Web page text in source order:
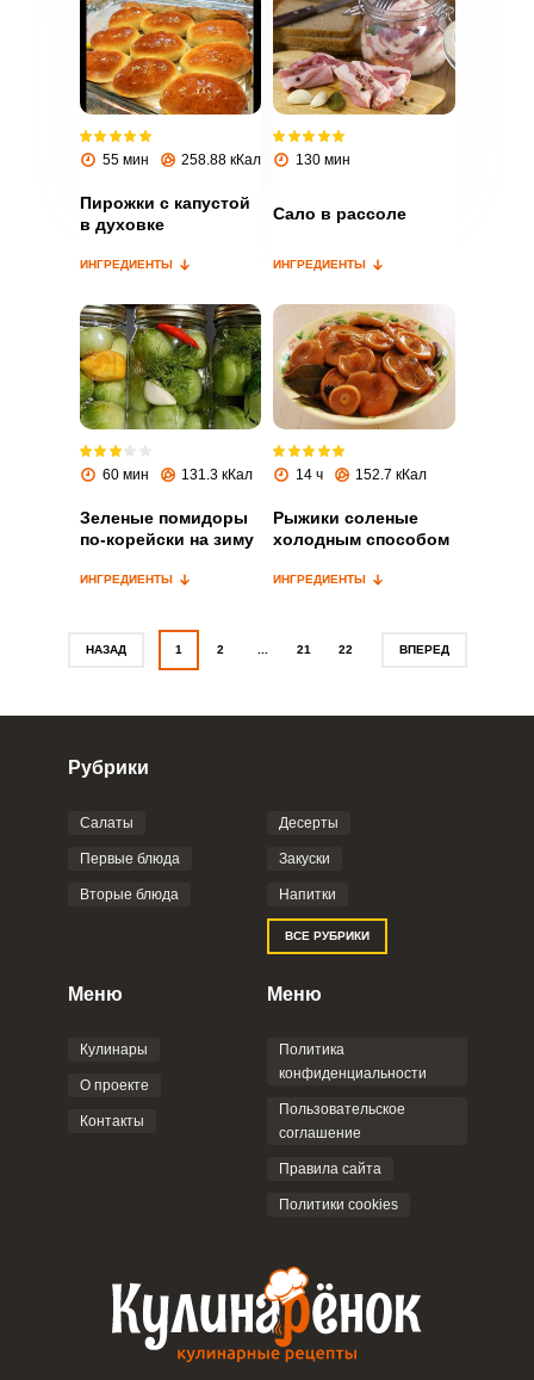
55 мин 258.88 кКал
Пирожки с капустой
в духовке
ИНГРЕДИЕНТЫ
130 мин
Сало в рассоле
ИНГРЕДИЕНТЫ
60 мин 131.3 кКал
Зеленые помидоры
по-корейски на зиму
ИНГРЕДИЕНТЫ
14 ч 152.7 кКал
Рыжики соленые
холодным способом
ИНГРЕДИЕНТЫ
НАЗАД 1 2 21 22 ВПЕРЕД
Рубрики
Салаты
Первые блюда
Вторые блюда
Десерты
Закуски
Напитки
ВСЕ РУБРИКИ
Меню
Кулинары
О проекте
Контакты
Меню
Политика
конфиденциальности
Пользовательское
соглашение
Правила сайта
Политики cookies
ВХОД НА САЙТ РЕГИСТРАЦИЯ
Войдите
с помощью социальных сетей:
или
Запомнить меня
ВХОД